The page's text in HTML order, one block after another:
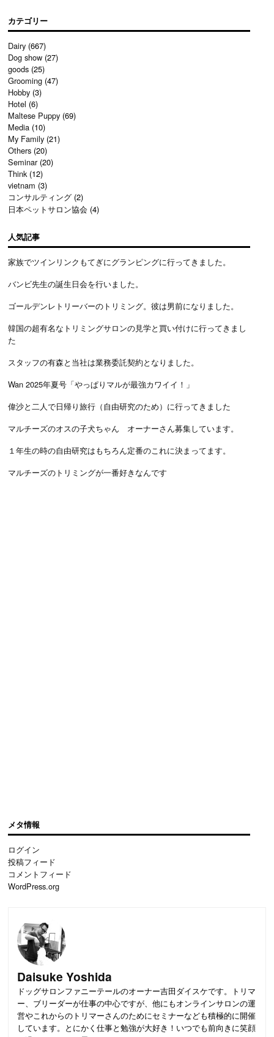
カテゴリー
Dairy (667)
Dog show (27)
goods (25)
Grooming (47)
Hobby (3)
Hotel (6)
Maltese Puppy (69)
Media (10)
My Family (21)
Others (20)
Seminar(20)
Think(12)
vietnam (3)
コンサルティング (2)
日本ペットサロン協会 (4)
人気記事
家族でツインリンクもてぎにグランピングに行ってきました。
バンビ先生の誕生日会を行いました。
ゴールデンレトリーバーのトリミング。彼は男前になりました。
韓国の超有名なトリミングサロンの見学と買い付けに行ってきまし
た
スタッフの有森と当社は業務委託契約となりました。
Wan 2025年夏号「やっぱりマルが最強カワイイ！」
偉沙と二人で日帰り旅行（自由研究のため）に行ってきました
マルチーズのオスの子犬ちゃん オーナーさん募集しています。
１年生の時の自由研究はもちろん定番のこれに決まってます。
マルチーズのトリミングが一番好きなんです
メタ情報
ログイン
投稿フィード
コメントフィード
WordPress.org
Daisuke Yoshida
ドッグサロンファニーテールのオーナー吉田ダイスケです。トリマ
ー、ブリーダーが仕事の中心ですが、他にもオンラインサロンの運
営やこれからのトリマーさんのためにセミナーなども積極的に開催
しています。とにかく仕事と勉強が大好き！いつでも前向きに笑顔